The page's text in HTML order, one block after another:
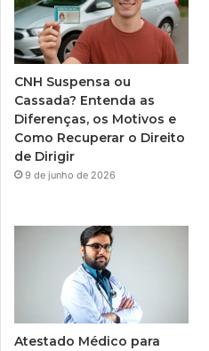
CNH Suspensa ou
Cassada? Entenda as
Diferenças, os Motivos e
Como Recuperar o Direito
de Dirigir
9 de junho de 2026
Atestado Médico para